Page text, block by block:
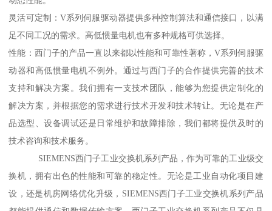
灵活可定制：V系列伺服驱动器提供多种控制算法和通信接口，以满
足不同工况的需求。高低惯量电机也有多种规格可供选择。
性能：西门子的产品一直以来都以性能和可靠性著称，V系列伺服驱
动器和高低惯量电机不例外。通过与西门子的合作提供完善的技术
支持和解决方案。我们拥有一支技术团队，能够为您提供定制化的
解决方案，并根据您的需求进行技术开发和技术转让。无论是在产
品选型、设备调试还是日常维护和故障排除，我们都将提供及时的
技术咨询和技术服务。
SIEMENS西门子工业交换机系列产品，作为可靠的工业级交
换机，拥有出色的性能和可靠的稳定性。无论是工业自动化项目建
设，还是机房网络优化升级，SIEMENS西门子工业交换机系列产品